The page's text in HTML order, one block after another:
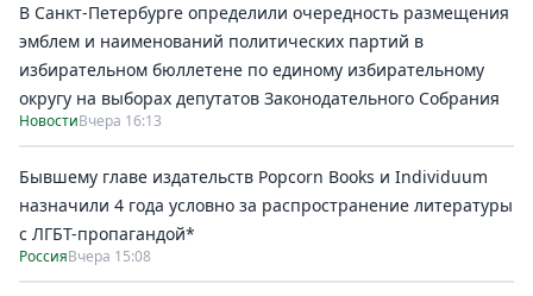
В Санкт-Петербурге определили очередность размещения
эмблем и наименований политических партий в
избирательном бюллетене по единому избирательному
округу на выборах депутатов Законодательного Собрания
НовостиВчера 16:13
Бывшему главе издательств Popcorn Books и Individuum
назначили 4 года условно за распространение литературы
с ЛГБТ-пропагандой*
РоссияВчера 15:08